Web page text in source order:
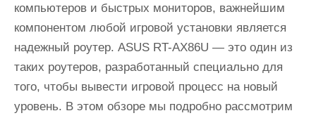
компьютеров и быстрых мониторов, важнейшим
компонентом любой игровой установки является
надежный роутер. ASUS RT-AX86U — это один из
таких роутеров, разработанный специально для
того, чтобы вывести игровой процесс на новый
уровень. В этом обзоре мы подробно рассмотрим